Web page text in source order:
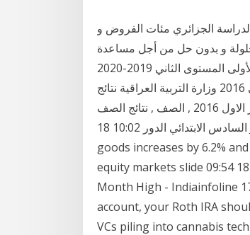
الجزائري مئات الفروض و
و بدون حل من أجل مساعدة
الثاني 2019-2020
النتائج : وزارة التربية العراقية نتائج امتحانات الصف السادس الابتدائي 2016 وزارة التربية العراقية نتائج
امتحانات الصف السادس الابتدائي 2016 - نتائج الثالث متوسط الدور الاول 2016 , الصف , نتائج الصف
السادس الابتدائي الدور 10:02 18 Jan Volume of HK’s total exports of goods and imports of
goods increases by 6.2%
equity markets slide 09:54
Month High - Indiainfoline
account, your Roth IRA
VCs piling into cannabis